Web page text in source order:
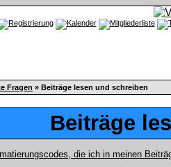
Fragen » Beiträge lesen und schreiben
Beiträge
die ich in meinen